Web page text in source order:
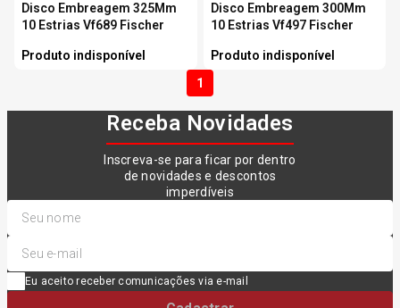
Disco Embreagem 325Mm
10 Estrias Vf689 Fischer
Produto indisponível
Disco Embreagem 300Mm
10 Estrias Vf497 Fischer
Produto indisponível
1
Receba Novidades
Inscreva-se para ficar por dentro
de novidades e descontos
imperdíveis
Eu aceito receber comunicações via e-mail